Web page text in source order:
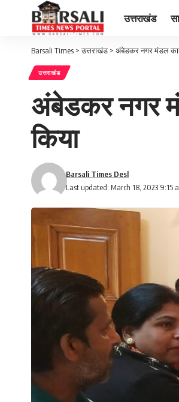
उत्तराखंड
Barsali Times >उत्तराखंड > अंबेडकर नगर मंडल
उत्तराखंड
अंबेडकर नगर
किया
Last updated: March 18, 2023 9:15
Barsali Times Desl